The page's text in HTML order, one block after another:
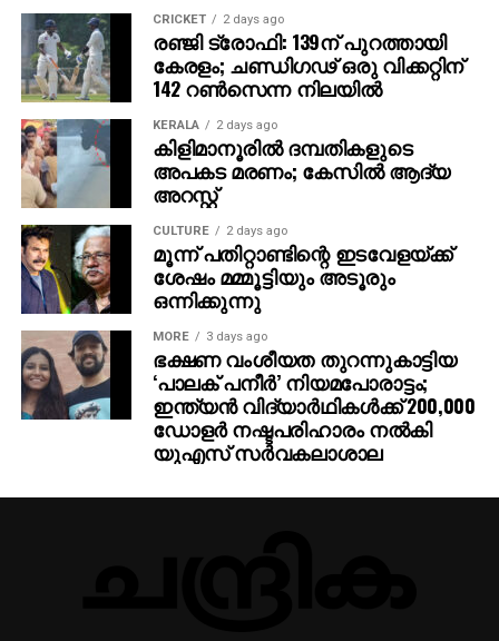
21-Jan-26 (Evening) 1,14,840
22-Jan-26 1,13,160
23-Jan-26 1,17,120
1,15,240
24-jan-26 – 1,16,320
CRICKET 2 days ago
രഞ്ജി ട്രോഫി: 139ന് പുറത്തായി
കേരളം; ചണ്ഡിഗഢ് ഒരു വിക്കറ്റിന്
142 റണ്‍സെന്ന നിലയില്‍
KERALA 2 days ago
കിളിമാനൂരില്‍ ദമ്പതികളുടെ
അപകട മരണം; കേസില്‍ ആദ്യ
അറസ്റ്റ്
CULTURE 2 days ago
മൂന്ന് പതിറ്റാണ്ടിന്റെ ഇടവേളയ്ക്ക്
ശേഷം മമ്മൂട്ടിയും അടൂരും
ഒന്നിക്കുന്നു
MORE 3 days ago
ഭക്ഷണ വംശീയത തുറന്നുകാട്ടിയ
‘പാലക് പനീര്‍’ നിയമപോരാട്ടം;
ഇന്ത്യന്‍ വിദ്യാര്‍ഥികള്‍ക്ക് 200,000
ഡോളര്‍ നഷ്ടപരിഹാരം നല്‍കി
യുഎസ് സര്‍വകലാശാല